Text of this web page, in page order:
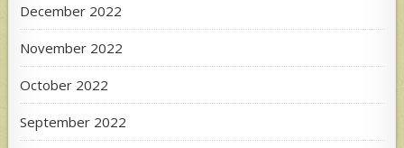
December 2022
November 2022
October 2022
September 2022